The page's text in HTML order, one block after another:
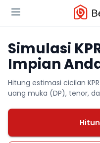
Simulasi
Impian
Hitung estimasi cicilan
uang muka (DP), tenor,